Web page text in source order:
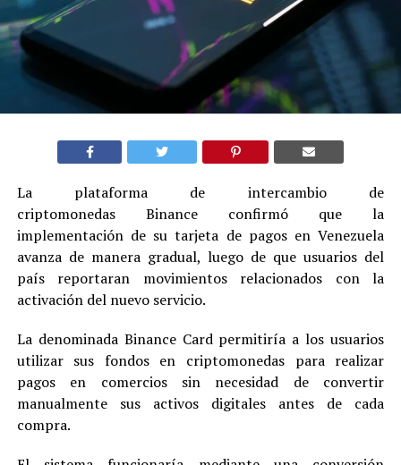
La plataforma de intercambio de
criptomonedas Binance confirmó que la
implementación de su tarjeta de pagos en Venezuela
avanza de manera gradual, luego de que usuarios del
país reportaran movimientos relacionados con la
activación del nuevo servicio.
La denominada Binance Card permitiría a los usuarios
utilizar sus fondos en criptomonedas para realizar
pagos en comercios sin necesidad de convertir
manualmente sus activos digitales antes de cada
compra.